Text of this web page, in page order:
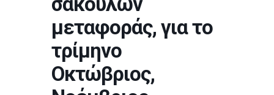
μεταφοράς, για το
τρίμηνο
Οκτώβριος,